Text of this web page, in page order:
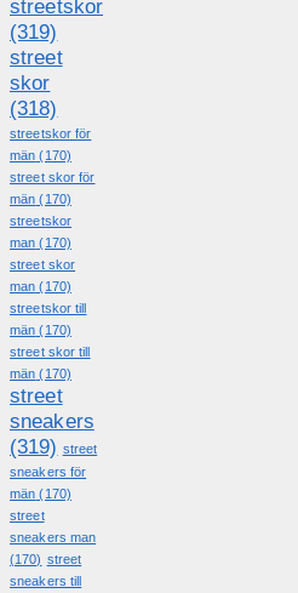
streetskor
(319)
street
skor
(318)
streetskor för
män (170)
street skor för
män (170)
streetskor
man (170)
street skor
man (170)
streetskor till
män (170)
street skor till
män (170)
street
sneakers
(319) street
sneakers för
män (170)
street
sneakers man
(170) street
sneakers till